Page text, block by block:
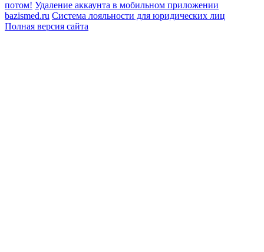
потом! Удаление аккаунта в мобильном приложении
bazismed.ru Система лояльности для юридических лиц
Полная версия сайта